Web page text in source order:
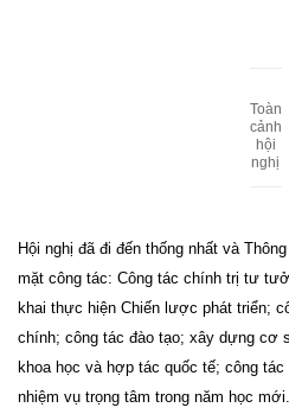
Toàn
cảnh
hội
nghị
Hội nghị đã đi đến thống nhất và
mặt công tác: Công tác chính trị tư
khai thực hiện Chiến lược phát triển;
chính; công tác đào tạo; xây dựng cơ
khoa học và hợp tác quốc tế; công
nhiệm vụ trọng tâm trong năm học mới.